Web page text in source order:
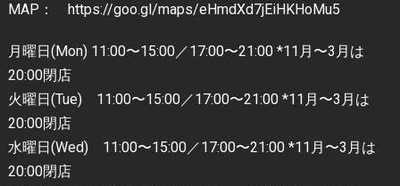
MAP： https://goo.gl/maps/eHmdXd7jEiHKHoMu5
月曜日(Mon) 11:00〜15:00／17:00〜21:00 *11月〜3月は
20:00閉店
火曜日(Tue) 11:00〜15:00／17:00〜21:00 *11月〜3月は
20:00閉店
水曜日(Wed) 11:00〜15:00／17:00〜21:00 *11月〜3月は
20:00閉店